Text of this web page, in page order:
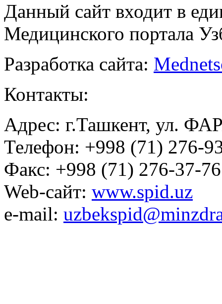
Данный сайт входит в
Медицинского портала
Разработка сайта:
Контакты:
Адрес: г.Ташкент, ул.
Телефон: +998 (71) 276-
Факс: +998 (71) 276-37-76
Web-сайт: www.spid.uz
e-mail: